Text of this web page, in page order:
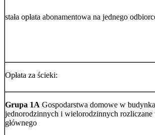
stała opłata abonamentowa na jednego
Opłata za ścieki:
Grupa 1A Gospodarstwa domowe w
jednorodzinnych i wielorodzinnych rozliczane
głównego